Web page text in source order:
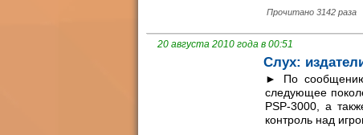
Прочитано 3142 раза
20 августа 2010 года в 00:51
Слух:
► По сообщению,
следующее
PSP-3000, а
контроль над